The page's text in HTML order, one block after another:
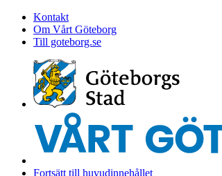
Kontakt
Om Vårt Göteborg
Till goteborg.se
Fortsätt till huvudinnehållet